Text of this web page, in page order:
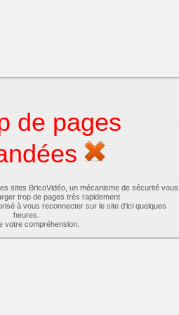
de pages
sites BricoVidéo, un mécanisme de sécurité vous
trop de pages très rapidement
à vous reconnecter sur le site d'ici quelques
heures.
votre compréhension.